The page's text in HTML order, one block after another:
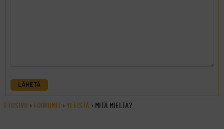
LÄHETÄ
ETUSIVU › FOORUMIT › YLEISTÄ › MITÄ MIELTÄ?